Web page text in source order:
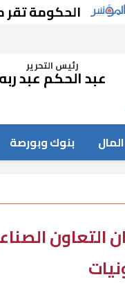
الحكومة تقر
رئيس التحرير
عبد الحكم عبد ربه
بنوك وبورصة
التعاون